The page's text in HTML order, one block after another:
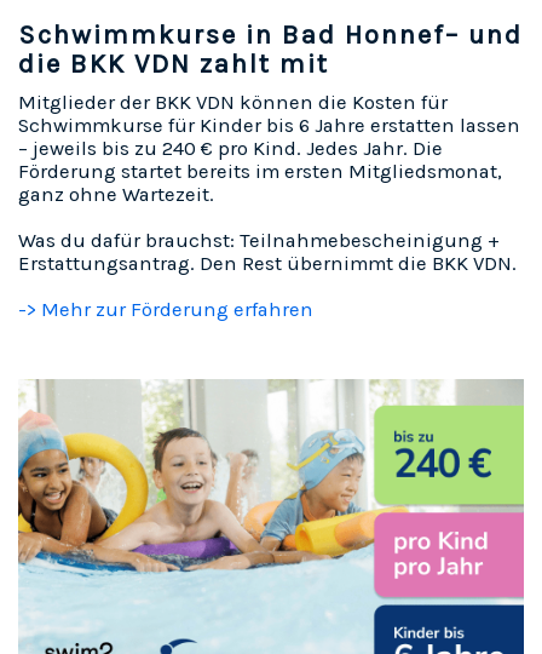
Schwimmkurse in Bad Honnef– und
die BKK VDN zahlt mit
Mitglieder der BKK VDN können die Kosten für
Schwimmkurse für Kinder bis 6 Jahre erstatten lassen
– jeweils bis zu 240 € pro Kind. Jedes Jahr. Die
Förderung startet bereits im ersten Mitgliedsmonat,
ganz ohne Wartezeit.
Was du dafür brauchst: Teilnahmebescheinigung +
Erstattungsantrag. Den Rest übernimmt die BKK VDN.
-> Mehr zur Förderung erfahren